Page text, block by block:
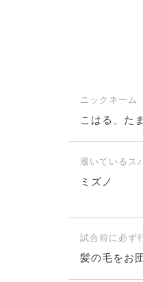
ニックネーム
こはる、た
履いているス
ミズノ
試合前に必ず
髪の毛をお